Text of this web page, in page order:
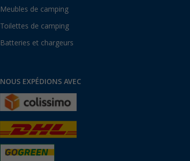
Meubles de camping
Toilettes de camping
Batteries et chargeurs
NOUS EXPÉDIONS AVEC